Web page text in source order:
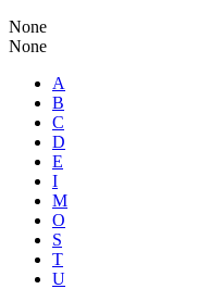
None
None
A
B
C
D
E
I
M
O
S
T
U